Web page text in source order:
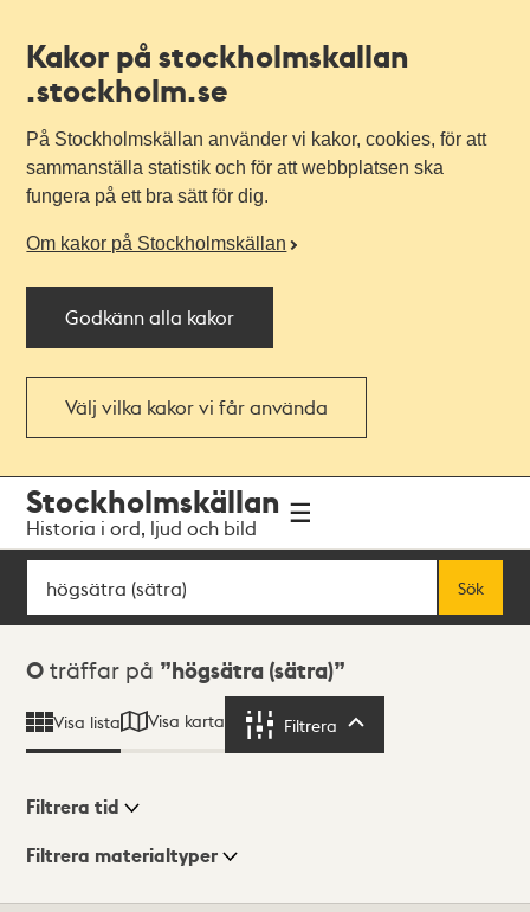
Kakor på stockholmskallan
.stockholm.se
På Stockholmskällan använder vi kakor, cookies, för att
sammanställa statistik och för att webbplatsen ska
fungera på ett bra sätt för dig.
Om kakor på Stockholmskällan
Godkänn alla kakor
Välj vilka kakor vi får använda
navigationen
huvudinnehållet
Stockholmskällan
Historia i ord, ljud och bild
Sök
Sök
Sökresultat
0 träffar på högsätra (sätra)
Visa lista Visa karta Filtrera
Visningsläge
Filtrera tid
Filtrera materialtyper